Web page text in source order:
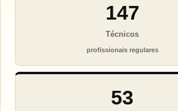
147
Técnicos
profissionais regulares
53